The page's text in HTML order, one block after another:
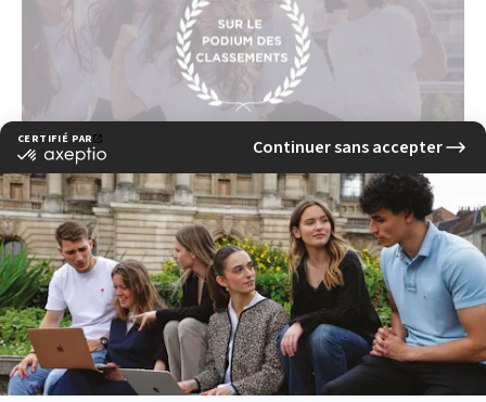
L'EFAP : sur le podium des classements des
meilleures écoles de communication 2026
lire la suite